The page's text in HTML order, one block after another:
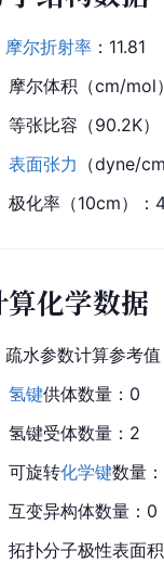
摩尔折射率 ：11.81
摩尔体积 （cm/mol
等张比容（90.2K）
表面张力 （dyne/
极化率（10cm）：
算化学数据
疏水参数计算参考
氢键供体数量：0
氢键受体数量：2
可旋转化学键数量
互变异构体数量：0
拓扑分子极性表面积